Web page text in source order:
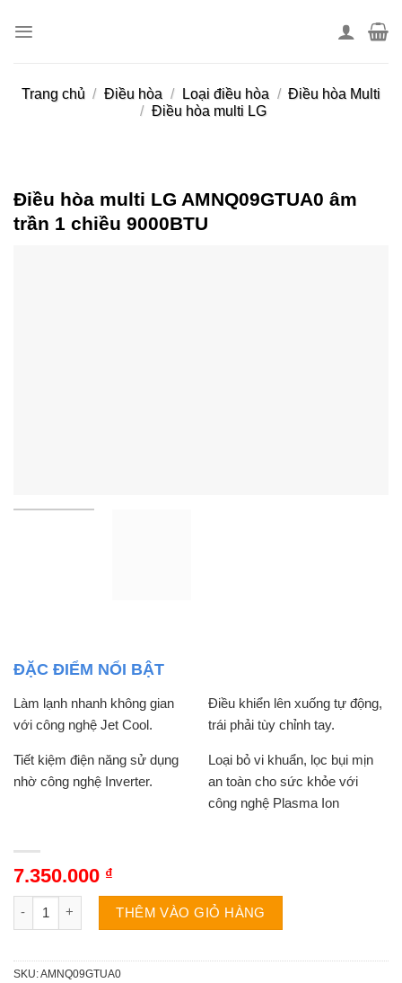
Trang chủ / Điều hòa / Loại điều hòa / Điều hòa Multi
/ Điều hòa multi LG
Điều hòa multi LG AMNQ09GTUA0 âm
trần 1 chiều 9000BTU
ĐẶC ĐIỂM NỔI BẬT
Làm lạnh nhanh không gian
với công nghệ Jet Cool.
Điều khiển lên xuống tự động,
trái phải tùy chỉnh tay.
Tiết kiệm điện năng sử dụng
nhờ công nghệ Inverter.
Loại bỏ vi khuẩn, lọc bụi mịn
an toàn cho sức khỏe với
công nghệ Plasma Ion
7.350.000 ₫
Điều hòa multi LG AMNQ09GTUA0 âm trần 1 chiều 9000BTU
THÊM VÀO GIỎ HÀNG
SKU:AMNQ09GTUA0